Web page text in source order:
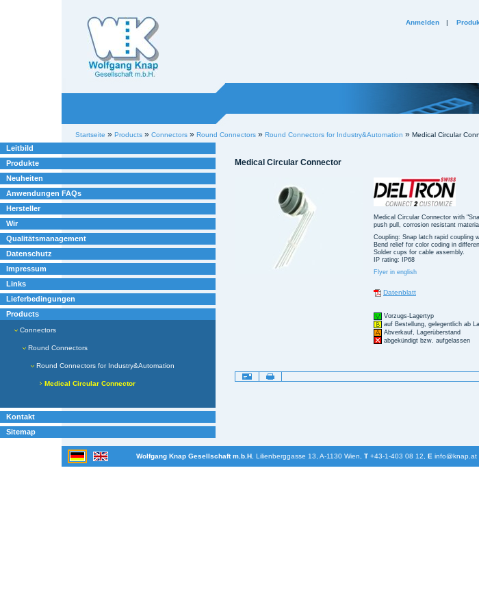
Anmelden |
Sektionen
Benutzerspezifische
Werkzeuge
Startseite » Products » Connectors » Round Connectors » Round Connectors for Industry&Automation » Medical Circular
Leitbild
Produkte
Neuheiten
Anwendungen FAQs
Hersteller
Wir
Qualitätsmanagement
Datenschutz
Impressum
Links
Lieferbedingungen
Products
Connectors
Round Connectors
Round Connectors for Industry&Automation
Medical Circular Connector
Kontakt
Sitemap
Medical Circular Connector
Medical Circular Connector with
push pull, corrosion resistant
Coupling: Snap latch rapid coupling
Bend relief for color coding in
Solder cups for cable assembly.
IP rating: IP68
Flyer in english
Datenblatt
Vorzugs-Lagertyp
auf Bestellung, gelegentlich ab
Abverkauf, Lagerüberstand
abgekündigt bzw. aufgelassen
Artikelaktionen
Wolfgang Knap Gesellschaft m.b.H. Lilienberggasse 13, A-1130 Wien, T +43-1-403 08 12, E info@knap.at